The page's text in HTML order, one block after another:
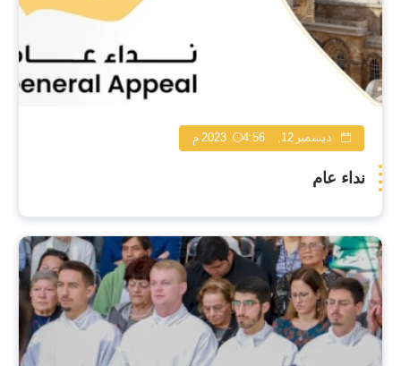
ديسمبر 12, 2023 4:56 م
نداء عام